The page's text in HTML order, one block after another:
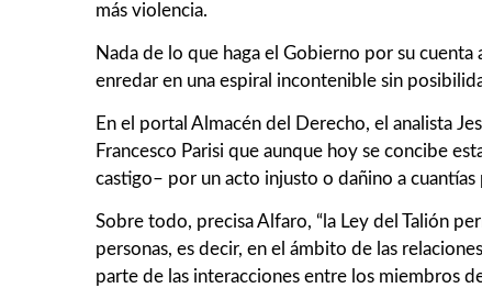
más violencia.
Nada de lo que haga el Gobierno por su
enredar en una espiral incontenible sin
En el portal Almacén del Derecho, el analista
Francesco Parisi que aunque hoy se concibe
castigo– por un acto injusto o dañino a cuantías
Sobre todo, precisa Alfaro, “la Ley del Talión
personas, es decir, en el ámbito de las
parte de las interacciones entre los miembros